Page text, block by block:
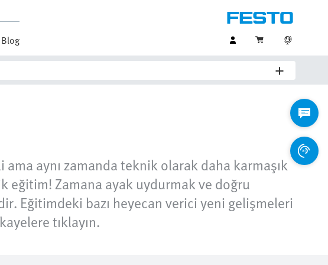
Blog
aynı zamanda teknik olarak daha karmaşık
eğitim! Zamana ayak uydurmak ve doğru
Eğitimdeki bazı heyecan verici yeni gelişmeleri
tıklayın.